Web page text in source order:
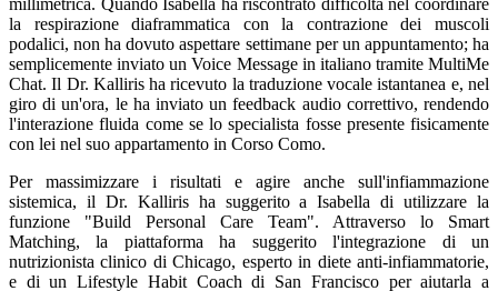
la respirazione diaframmatica con la contrazione dei muscoli
podalici, non ha dovuto aspettare settimane per un appuntamento; ha
semplicemente inviato un Voice Message in italiano tramite MultiMe
Chat. Il Dr. Kalliris ha ricevuto la traduzione vocale istantanea e, nel
giro di un'ora, le ha inviato un feedback audio correttivo, rendendo
l'interazione fluida come se lo specialista fosse presente fisicamente
con lei nel suo appartamento in Corso Como.
Per massimizzare i risultati e agire anche sull'infiammazione
sistemica, il Dr. Kalliris ha suggerito a Isabella di utilizzare la
funzione "Build Personal Care Team". Attraverso lo Smart
Matching, la piattaforma ha suggerito l'integrazione di un
nutrizionista clinico di Chicago, esperto in diete anti-infiammatorie,
e di un Lifestyle Habit Coach di San Francisco per aiutarla a